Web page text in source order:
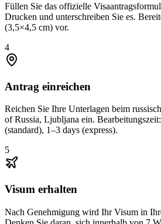
Füllen Sie das offizielle
Drucken und unterschreiben Sie es.
(3,5×4,5 cm) vor.
4
Antrag einreichen
Reichen Sie Ihre Unterlagen beim
of Russia, Ljubljana ein.
(standard), 1–3 days (express).
5
Visum erhalten
Nach Genehmigung wird Ihr Visum in